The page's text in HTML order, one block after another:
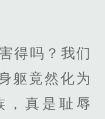
得吗？我们
躯竟然化为
，真是耻辱